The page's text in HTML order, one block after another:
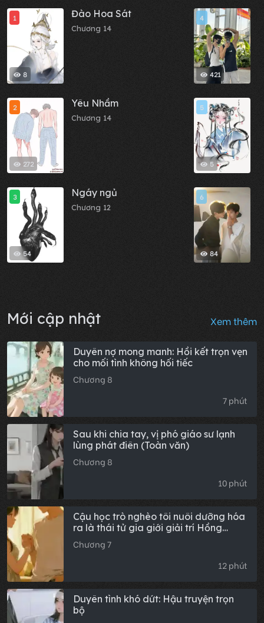
8
1 Đào Hoa Sát
Chương 14
272
2 Yêu Nhầm
Chương 14
54
3 Ngáy ngủ
Chương 12
421
4
5
5
84
6
Mới cập nhật Xem thêm
Duyên nợ mong manh: Hồi kết trọn vẹn
cho mối tình không hối tiếc
Chương 8
7 phút
Sau khi chia tay, vị phó giáo sư lạnh
lùng phát điên (Toàn văn)
Chương 8
10 phút
Cậu học trò nghèo tôi nuôi dưỡng hóa
ra là thái tử gia giới giải trí Hồng
Kông
Chương 7
12 phút
Duyên tình khó dứt: Hậu truyện trọn
bộ